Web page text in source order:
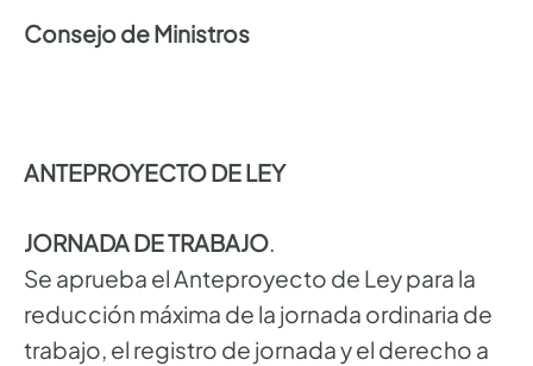
Consejo de Ministros
ANTEPROYECTO DE LEY
JORNADA DE TRABAJO.
Se aprueba el Anteproyecto de Ley para la
reducción máxima de la jornada ordinaria de
trabajo, el registro de jornada y el derecho a